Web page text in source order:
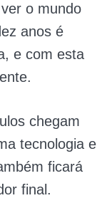
o mundo
anos é
e com esta
chegam
tecnologia e
ficará
final.